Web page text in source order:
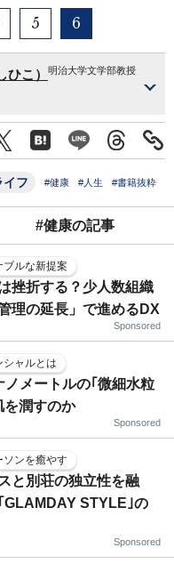
5 6
こ） 明治大学文学部教授
イフ #健康 #人生 #書籍抜粋
#健康の記事
ルな新提案
挫折する？少人数組織
理の延長」で進めるDX
Sponsored
シャルとは
ノメートルの｢微細水粒
を潤すのか
Sponsored
ソンを癒やす
と別荘の独立性を融
STYLE｣の
Sponsored